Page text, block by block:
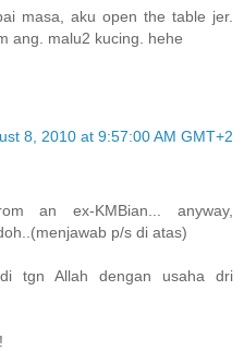
masa, aku open the table jer.
ang. malu2 kucing. hehe
8, 2010 at 9:57:00 AM GMT+2
an ex-KMBian... anyway,
p/s di atas)
tgn Allah dengan usaha dri